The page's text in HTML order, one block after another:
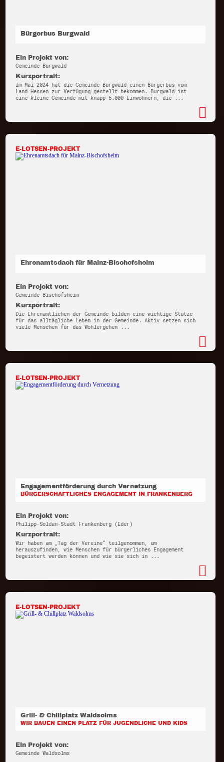
Bürgerbus Burgwald
Ein Projekt von:
Gemeinde Burgwald
Kurzportrait:
Im Mai 2024 hat die Gemeinde Burgwald einen Bürgerbus vom
Land Hessen zur Verfügung gestellt bekommen. Burgwald ist
eine kleine Gemeinde mit knapp 5.000 Einwohnern, die ...
E-LOTSEN-PROJEKT
Ehrenamtsdach für Mainz-Bischofsheim
Ein Projekt von:
Gemeinde Bischofsheim
Kurzportrait:
Die Ehrenamtlichen der Gemeinde bilden eine wichtige Stütze
für das alltägliche Leben in der Gemeinde. Aktiv setzen sich
viele Menschen für das Wohlergehen ...
E-LOTSEN-PROJEKT
Engagementförderung durch Vernetzung
BÜRGERSCHAFTLICHES ENGAGEMENT IN FRANKENBERG
Ein Projekt von:
Philipp-Soldan-Stadt Frankenberg (Eder)
Kurzportrait:
Wir haben am „Tag der Vereine“ teilgenommen, um
herauszufinden, wie Menschen für bürgerliches Engagement
begeistert werden können und wie sie sich in ...
E-LOTSEN-PROJEKT
Grill- & Chillplatz Waldsolms
WIR BAUEN EINEN PLATZ FÜR JUGENDLICHE UND KIDS
Ein Projekt von:
Gemeinde Waldsolms